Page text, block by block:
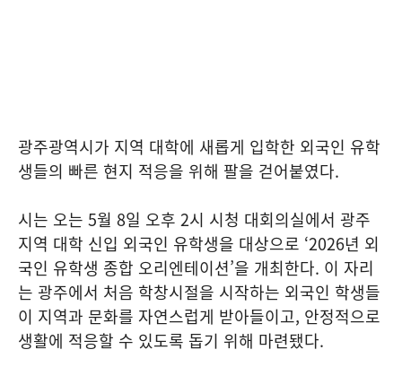
광주광역시가 지역 대학에 새롭게 입학한 외국인 유학
생들의 빠른 현지 적응을 위해 팔을 걷어붙였다.
시는 오는 5월 8일 오후 2시 시청 대회의실에서 광주
지역 대학 신입 외국인 유학생을 대상으로 ‘2026년 외
국인 유학생 종합 오리엔테이션’을 개최한다. 이 자리
는 광주에서 처음 학창시절을 시작하는 외국인 학생들
이 지역과 문화를 자연스럽게 받아들이고, 안정적으로
생활에 적응할 수 있도록 돕기 위해 마련됐다.